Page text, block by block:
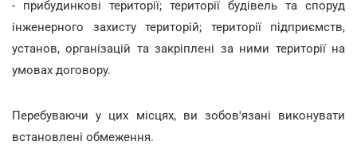
- прибудинкові території; території будівель та споруд
інженерного захисту територій; території підприємств,
установ, організацій та закріплені за ними території на
умовах договору.
Перебуваючи у цих місцях, ви зобов'язані виконувати
встановлені обмеження.